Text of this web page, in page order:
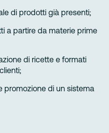
di prodotti già presenti;
a partire da materie prime
di ricette e formati
promozione di un sistema